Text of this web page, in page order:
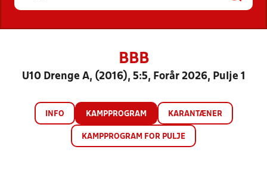
BBB
U10 Drenge A, (2016), 5:5, Forår 2026, Pulje 1
INFO KAMPPROGRAM KARANTÆNER
KAMPPROGRAM FOR PULJE